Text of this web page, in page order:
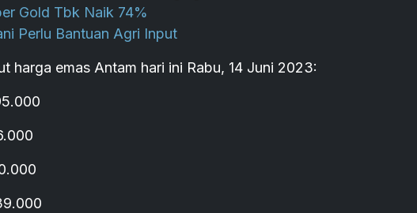
Gold Tbk Naik 74%
Perlu Bantuan Agri Input
harga emas Antam hari ini Rabu, 14 Juni 2023: